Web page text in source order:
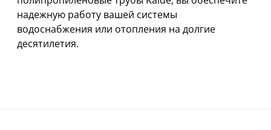
надежную работу вашей системы
водоснабжения или отопления на долгие
десятилетия.